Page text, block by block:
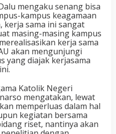
mengaku senang bisa
kampus keagamaan
kerja sama ini sangat
masing-masing kampus
kerja sama
akan mengunjungi
yang diajak kerjasama
Katolik Negeri
mengatakan, lewat
memperluas dalam hal
kegiatan bersama
riset, nantinya akan